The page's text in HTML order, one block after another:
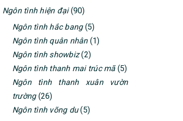
Ngôn tình hiện đại(90)
Ngôn tình hắc bang(5)
Ngôn tình quân nhân(1)
Ngôn tình showbiz(2)
Ngôn tình thanh mai trúc mã(5)
Ngôn tình thanh xuân vườn
trường(26)
Ngôn tình võng du(5)